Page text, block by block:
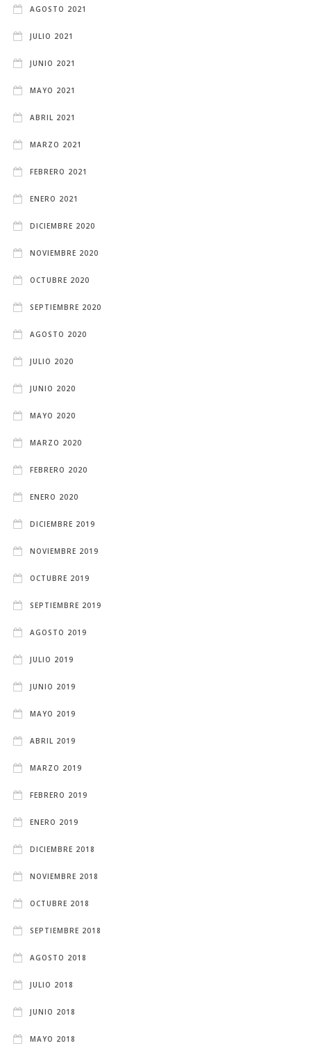
AGOSTO 2021
JULIO 2021
JUNIO 2021
MAYO 2021
ABRIL 2021
MARZO 2021
FEBRERO 2021
ENERO 2021
DICIEMBRE 2020
NOVIEMBRE 2020
OCTUBRE 2020
SEPTIEMBRE 2020
AGOSTO 2020
JULIO 2020
JUNIO 2020
MAYO 2020
MARZO 2020
FEBRERO 2020
ENERO 2020
DICIEMBRE 2019
NOVIEMBRE 2019
OCTUBRE 2019
SEPTIEMBRE 2019
AGOSTO 2019
JULIO 2019
JUNIO 2019
MAYO 2019
ABRIL 2019
MARZO 2019
FEBRERO 2019
ENERO 2019
DICIEMBRE 2018
NOVIEMBRE 2018
OCTUBRE 2018
SEPTIEMBRE 2018
AGOSTO 2018
JULIO 2018
JUNIO 2018
MAYO 2018